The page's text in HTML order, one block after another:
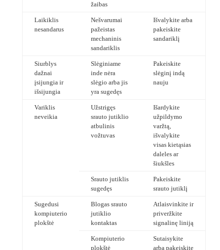
žaibas
Laikiklis
nesandarus
Nešvarumai
pažeistas
mechaninis
sandariklis
Išvalykite arba
pakeiskite
sandariklį
Siurblys
dažnai
įsijungia ir
išsijungia
Slėginiame
inde nėra
slėgio arba jis
yra sugedęs
Pakeiskite
slėginį indą
nauju
Variklis
neveikia
Užstrigęs
srauto jutiklio
atbulinis
vožtuvas
Išardykite
užpildymo
varžtą,
išvalykite
visas kietąsias
daleles ar
šiukšles
Srauto jutiklis
sugedęs
Pakeiskite
srauto jutiklį
Sugedusi
kompiuterio
plokštė
Blogas srauto
jutiklio
kontaktas
Atlaisvinkite ir
priveržkite
signalinę liniją
Kompiuterio
plokštė
Sutaisykite
arba pakeiskite